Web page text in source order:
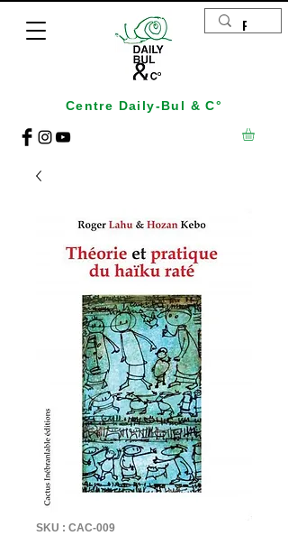
Centre Daily-Bul & C°
SKU : CAC-009